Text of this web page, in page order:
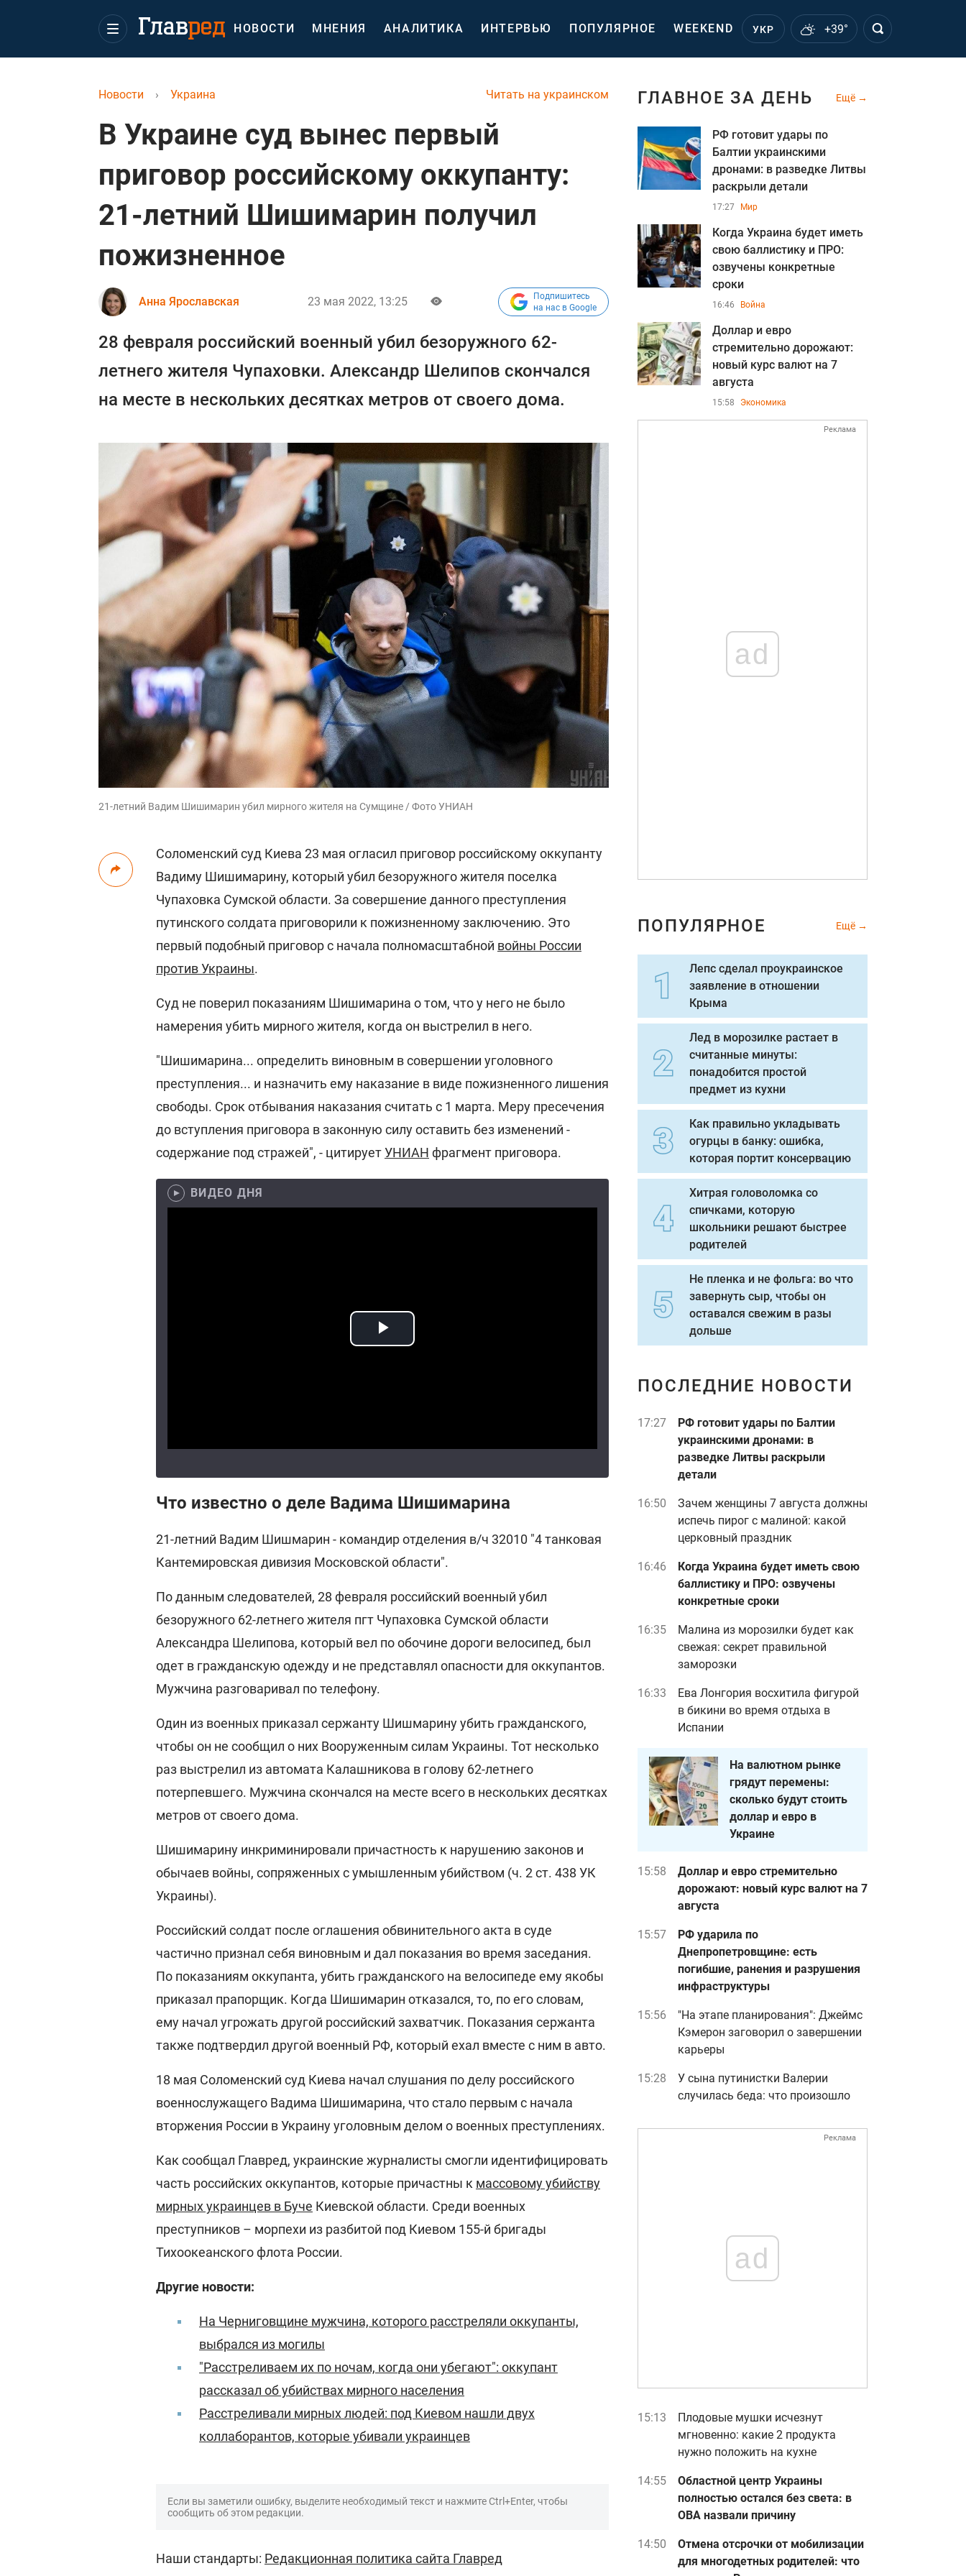
НОВОСТИ МНЕНИЯ АНАЛИТИКА ИНТЕРВЬЮ ПОПУЛЯРНОЕ WEEKEND УКР +39°
Читать на украинском
Новости › Украина
В Украине суд вынес первый
приговор российскому оккупанту:
21-летний Шишимарин получил
пожизненное
Анна Ярославская 23 мая 2022, 13:25
Подпишитесь
на нас в Google
28 февраля российский военный убил безоружного 62-
летнего жителя Чупаховки. Александр Шелипов скончался
на месте в нескольких десятках метров от своего дома.
21-летний Вадим Шишимарин убил мирного жителя на Сумщине / Фото УНИАН
Соломенский суд Киева 23 мая огласил приговор российскому оккупанту
Вадиму Шишимарину, который убил безоружного жителя поселка
Чупаховка Сумской области. За совершение данного преступления
путинского солдата приговорили к пожизненному заключению. Это
первый подобный приговор с начала полномасштабной войны России
против Украины.
Суд не поверил показаниям Шишимарина о том, что у него не было
намерения убить мирного жителя, когда он выстрелил в него.
"Шишимарина... определить виновным в совершении уголовного
преступления... и назначить ему наказание в виде пожизненного лишения
свободы. Срок отбывания наказания считать с 1 марта. Меру пресечения
до вступления приговора в законную силу оставить без изменений -
содержание под стражей", - цитируетУНИАН фрагмент приговора.
ВИДЕО ДНЯ
Что известно о деле Вадима Шишимарина
21-летний Вадим Шишмарин - командир отделения в/ч 32010 "4 танковая
Кантемировская дивизия Московской области".
По данным следователей, 28 февраля российский военный убил
безоружного 62-летнего жителя пгт Чупаховка Сумской области
Александра Шелипова, который вел по обочине дороги велосипед, был
одет в гражданскую одежду и не представлял опасности для оккупантов.
Мужчина разговаривал по телефону.
Один из военных приказал сержанту Шишмарину убить гражданского,
чтобы он не сообщил о них Вооруженным силам Украины. Тот несколько
раз выстрелил из автомата Калашникова в голову 62-летнего
потерпевшего. Мужчина скончался на месте всего в нескольких десятках
метров от своего дома.
Шишимарину инкриминировали причастность к нарушению законов и
обычаев войны, сопряженных с умышленным убийством (ч. 2 ст. 438 УК
Украины).
Российский солдат после оглашения обвинительного акта в суде
частично признал себя виновным и дал показания во время заседания.
По показаниям оккупанта, убить гражданского на велосипеде ему якобы
приказал прапорщик. Когда Шишимарин отказался, то, по его словам,
ему начал угрожать другой российский захватчик. Показания сержанта
также подтвердил другой военный РФ, который ехал вместе с ним в авто.
18 мая Соломенский суд Киева начал слушания по делу российского
военнослужащего Вадима Шишимарина, что стало первым с начала
вторжения России в Украину уголовным делом о военных преступлениях.
Как сообщал Главред, украинские журналисты смогли идентифицировать
часть российских оккупантов, которые причастны к массовому убийству
мирных украинцев в Буче Киевской области. Среди военных
преступников – морпехи из разбитой под Киевом 155-й бригады
Тихоокеанского флота России.
Другие новости:
На Черниговщине мужчина, которого расстреляли оккупанты,
выбрался из могилы
"Расстреливаем их по ночам, когда они убегают": оккупант
рассказал об убийствах мирного населения
Расстреливали мирных людей: под Киевом нашли двух
коллаборантов, которые убивали украинцев
Если вы заметили ошибку, выделите необходимый текст и нажмите Ctrl+Enter, чтобы
сообщить об этом редакции.
Наши стандарты: Редакционная политика сайта Главред
ГЛАВНОЕ ЗА ДЕНЬ Ещё
РФ готовит удары по
Балтии украинскими
дронами: в разведке Литвы
раскрыли детали
17:27 Мир
Когда Украина будет иметь
свою баллистику и ПРО:
озвучены конкретные
сроки
16:46 Война
Доллар и евро
стремительно дорожают:
новый курс валют на 7
августа
15:58 Экономика
Реклама
ad
ПОПУЛЯРНОЕ Ещё
Лепс сделал проукраинское
заявление в отношении
Крыма
Лед в морозилке растает в
считанные минуты:
понадобится простой
предмет из кухни
Как правильно укладывать
огурцы в банку: ошибка,
которая портит консервацию
Хитрая головоломка со
спичками, которую
школьники решают быстрее
родителей
Не пленка и не фольга: во что
завернуть сыр, чтобы он
оставался свежим в разы
дольше
ПОСЛЕДНИЕ НОВОСТИ
17:27
РФ готовит удары по Балтии
украинскими дронами: в
разведке Литвы раскрыли
детали
16:50
Зачем женщины 7 августа должны
испечь пирог с малиной: какой
церковный праздник
16:46
Когда Украина будет иметь свою
баллистику и ПРО: озвучены
конкретные сроки
16:35
Малина из морозилки будет как
свежая: секрет правильной
заморозки
16:33
Ева Лонгория восхитила фигурой
в бикини во время отдыха в
Испании
На валютном рынке
грядут перемены:
сколько будут стоить
доллар и евро в
Украине
15:58
Доллар и евро стремительно
дорожают: новый курс валют на 7
августа
15:57
РФ ударила по
Днепропетровщине: есть
погибшие, ранения и разрушения
инфраструктуры
15:56
"На этапе планирования": Джеймс
Кэмерон заговорил о завершении
карьеры
15:28
У сына путинистки Валерии
случилась беда: что произошло
Реклама
ad
15:13
Плодовые мушки исчезнут
мгновенно: какие 2 продукта
нужно положить на кухне
14:55
Областной центр Украины
полностью остался без света: в
ОВА назвали причину
14:50
Отмена отсрочки от мобилизации
для многодетных родителей: что